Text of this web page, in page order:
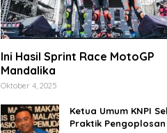
Ini Hasil Sprint Race MotoGP
Mandalika
Oktober 4, 2025
Ketua Umum KNPI
Praktik Pengoplosan